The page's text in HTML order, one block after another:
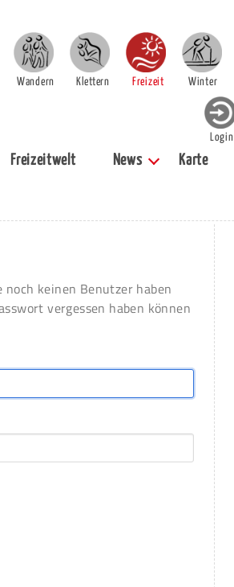
Wandern Klettern Freizeit Winter
Login
Freizeitwelt News Karte
keinen Benutzer haben
vergessen haben können